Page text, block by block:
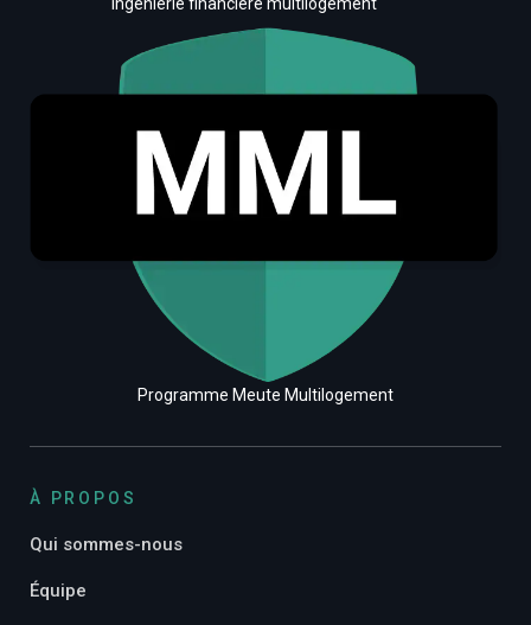
Programme Meute Multilogement
À PROPOS
Qui sommes-nous
Équipe